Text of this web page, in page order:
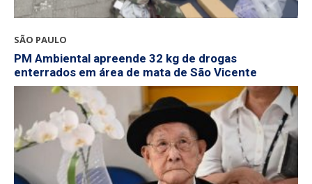
SÃO PAULO
PM Ambiental apreende 32 kg de drogas
enterrados em área de mata de São Vicente